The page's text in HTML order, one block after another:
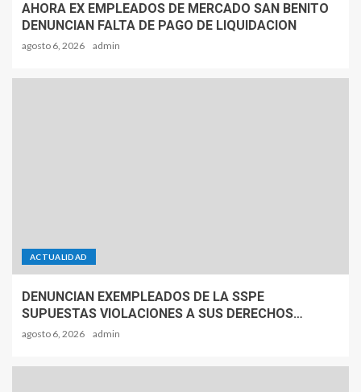
AHORA EX EMPLEADOS DE MERCADO SAN BENITO
DENUNCIAN FALTA DE PAGO DE LIQUIDACION
agosto 6, 2026 admin
ACTUALIDAD
DENUNCIAN EXEMPLEADOS DE LA SSPE
SUPUESTAS VIOLACIONES A SUS DERECHOS…
agosto 6, 2026 admin